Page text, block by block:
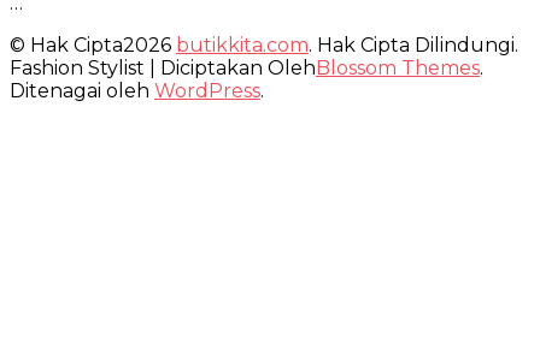
© Hak Cipta2026 butikkita.com. Hak Cipta Dilindungi.
Fashion Stylist | Diciptakan Oleh Blossom Themes.
Ditenagai oleh WordPress.